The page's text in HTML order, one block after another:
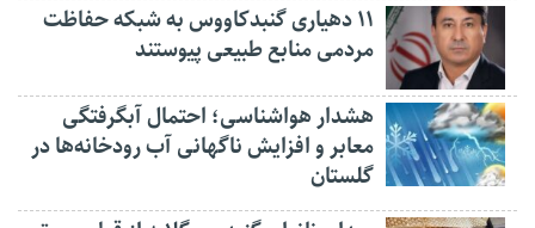
۱۱ دهیاری گنبدکاووس به شبکه حفاظت
مردمی منابع طبیعی پیوستند
هشدار هواشناسی؛ احتمال آبگرفتگی
معابر و افزایش ناگهانی آب رودخانه‌ها در
گلستان